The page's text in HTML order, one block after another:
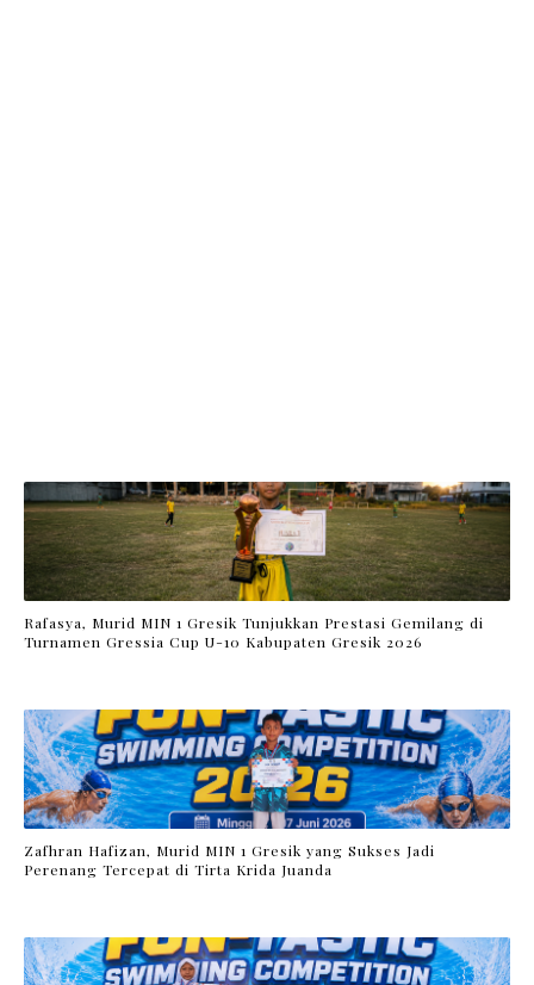
Rafasya, Murid MIN 1 Gresik Tunjukkan Prestasi Gemilang di
Turnamen Gressia Cup U-10 Kabupaten Gresik 2026
Zafhran Hafizan, Murid MIN 1 Gresik yang Sukses Jadi
Perenang Tercepat di Tirta Krida Juanda